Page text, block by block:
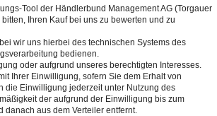
Tool der Händlerbund Management AG (Torgauer
Ihren Kauf bei uns zu bewerten und zu
wir uns hierbei des technischen Systems des
bedienen.
oder aufgrund unseres berechtigten Interesses.
Ihrer Einwilligung, sofern Sie dem Erhalt von
die Einwilligung jederzeit unter Nutzung des
der aufgrund der Einwilligung bis zum
danach aus dem Verteiler entfernt.